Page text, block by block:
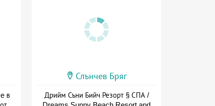
в
Слънчев Бряг
Дрийм Съни Бийч Резорт § СПА /